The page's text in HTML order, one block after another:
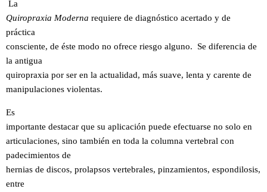
La
Quiropraxia Moderna requiere de diagnóstico acertado y de
práctica
consciente, de éste modo no ofrece riesgo alguno. Se diferencia de
la antigua
quiropraxia por ser en la actualidad, más suave, lenta y carente de
manipulaciones violentas.
Es
importante destacar que su aplicación puede efectuarse no solo en
articulaciones, sino también en toda la columna vertebral con
padecimientos de
hernias de discos, prolapsos vertebrales, pinzamientos, espondilosis,
entre